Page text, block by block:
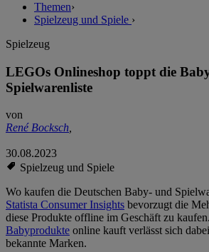
Themen›
Spielzeug und Spiele ›
Spielzeug
LEGOs Onlineshop toppt die
Spielwarenliste
von
René Bocksch,
30.08.2023
Spielzeug und Spiele
Wo kaufen die Deutschen Baby- und
Statista Consumer Insights bevorzugt die
diese Produkte offline im Geschäft zu
Babyprodukte online kauft verlässt sich
bekannte Marken.